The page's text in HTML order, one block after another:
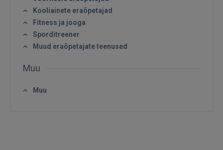
Unustasite parooli?
GOOGLE
Kooliainete eraõpetajad
Fitness ja jooga
Sporditreener
Muud eraõpetajate teenused
Muu
Muu